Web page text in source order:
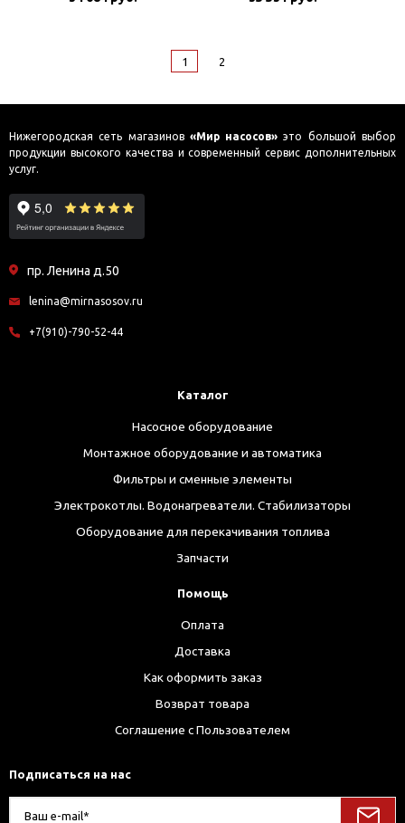
1 2
Нижегородская сеть магазинов «Мир насосов» это большой выбор
продукции высокого качества и современный сервис дополнительных
услуг.
пр. Ленина д.50
lenina@mirnasosov.ru
+7(910)-790-52-44
Каталог
Насосное оборудование
Монтажное оборудование и автоматика
Фильтры и сменные элементы
Электрокотлы. Водонагреватели. Стабилизаторы
Оборудование для перекачивания топлива
Запчасти
Помощь
Оплата
Доставка
Как оформить заказ
Возврат товара
Соглашение с Пользователем
Подписаться на нас